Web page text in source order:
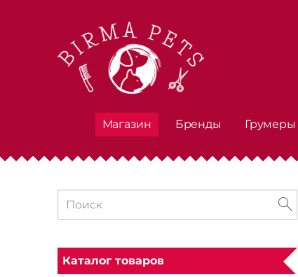
Магазин Бренды Грумеры
Каталог товаров